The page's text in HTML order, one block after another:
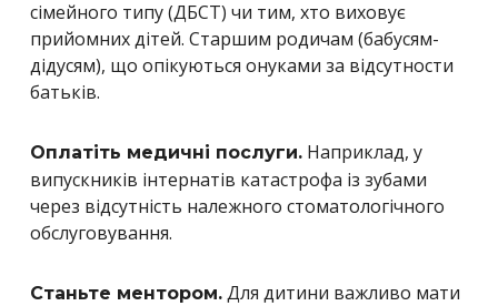
сімейного типу (ДБСТ) чи тим, хто виховує
прийомних дітей. Старшим родичам (бабусям-
дідусям), що опікуються онуками за відсутности
батьків.
Оплатіть медичні послуги. Наприклад, у
випускників інтернатів катастрофа із зубами
через відсутність належного стоматологічного
обслуговування.
Станьте ментором. Для дитини важливо мати